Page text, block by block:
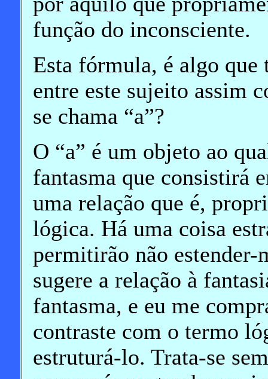
função do inconsciente.
Esta fórmula, é algo que
entre este sujeito assim
se chama “a”?
O “a” é um objeto ao
fantasma que consistirá
uma relação que é,
lógica. Há uma coisa
permitirão não estender-
sugere a relação à
fantasma, e eu me
contraste com o termo
estruturá-lo. Trata-se